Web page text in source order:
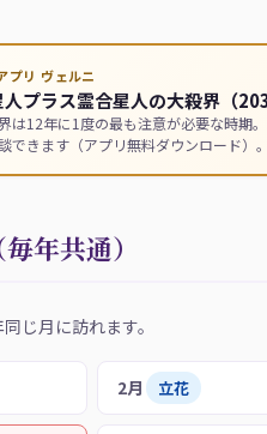
プリ ヴェルニ
人プラス霊合星人の大殺界（
は12年に1度の最も注意が必要な時期
できます（アプリ無料ダウンロード）。
年共通）
じ月に訪れます。
2月 立花